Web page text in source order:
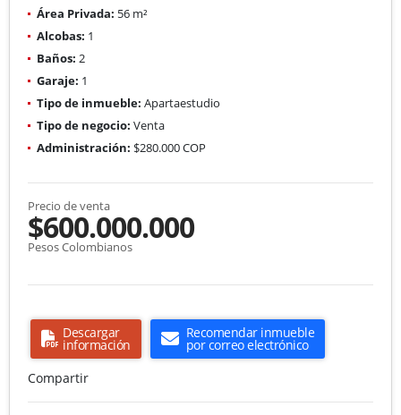
Área Privada: 56 m²
Alcobas: 1
Baños: 2
Garaje: 1
Tipo de inmueble: Apartaestudio
Tipo de negocio: Venta
Administración: $280.000 COP
Precio de venta
$600.000.000
Pesos Colombianos
Descargar
información
Recomendar inmueble
por correo electrónico
Compartir